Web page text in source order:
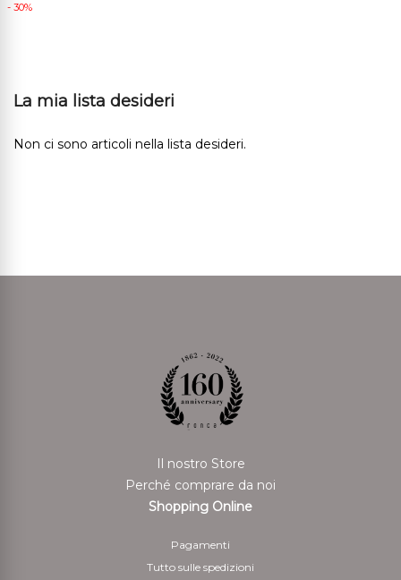
- 30%
La mia lista desideri
Non ci sono articoli nella lista desideri.
Il nostro Store
Perché comprare da noi
Shopping Online
Pagamenti
Tutto sulle spedizioni